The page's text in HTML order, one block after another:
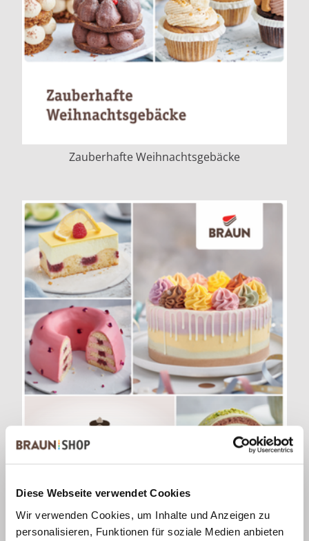
Diese Webseite verwendet Cookies
Wir verwenden Cookies, um Inhalte und Anzeigen zu
personalisieren, Funktionen für soziale Medien anbieten
Zauberhafte Weihnachtsgebäcke